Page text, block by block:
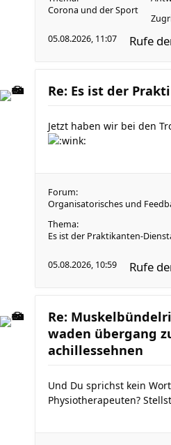
Corona und der Sport
05.08.2026, 11:07
Rufe
Re: Es ist der
Jetzt haben wir bei den
Forum:
Organisatorisches und
Thema:
Es ist der Praktikanten-
05.08.2026, 10:59
Rufe
Re:
waden übergang
achillessehnen
Und Du sprichst kein
Physiotherapeuten?